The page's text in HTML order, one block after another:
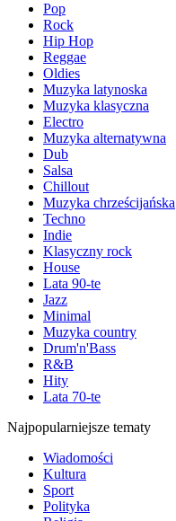
Pop
Rock
Hip Hop
Reggae
Oldies
Muzyka latynoska
Muzyka klasyczna
Electro
Muzyka alternatywna
Dub
Salsa
Chillout
Muzyka chrześcijańska
Techno
Indie
Klasyczny rock
House
Lata 90-te
Jazz
Minimal
Muzyka country
Drum'n'Bass
R&B
Hity
Lata 70-te
Najpopularniejsze tematy
Wiadomości
Kultura
Sport
Polityka